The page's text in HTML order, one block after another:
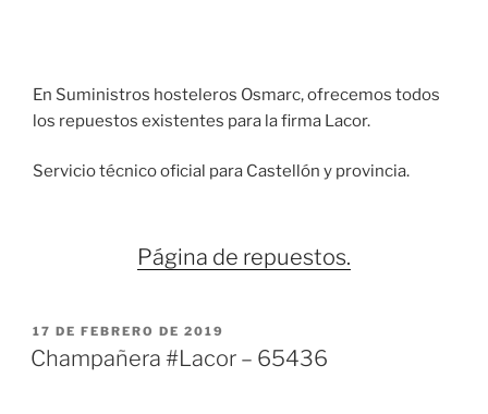
En Suministros hosteleros Osmarc, ofrecemos todos
los repuestos existentes para la firma Lacor.
Servicio técnico oficial para Castellón y provincia.
Página de repuestos.
PUBLICADO
EL
17 DE FEBRERO DE 2019
Champañera #Lacor – 65436